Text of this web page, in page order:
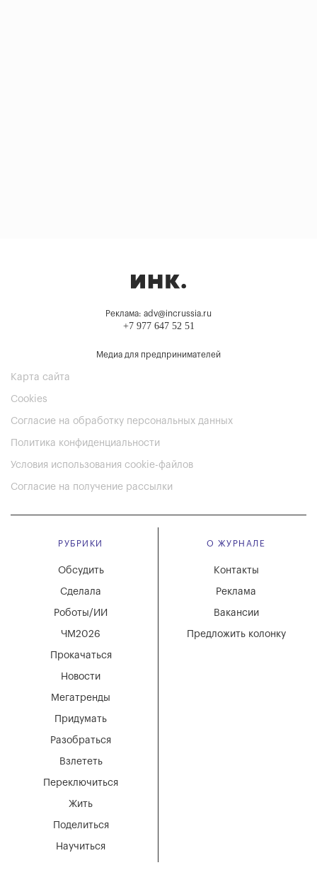
Реклама: adv@incrussia.ru
+7 977 647 52 51
Медиа для предпринимателей
Карта сайта
Cookies
Согласие на обработку персональных данных
Политика конфиденциальности
Условия использования cookie-файлов
Согласие на получение рассылки
РУБРИКИ
Мегатренды
Придумать
Разобраться
Взлететь
Новости
Переключиться
Жить
Поделиться
Научиться
Обсудить
Сделала
Роботы/ИИ
ЧМ2026
Прокачаться
О ЖУРНАЛЕ
Вакансии
Реклама
Контакты
Предложить колонку